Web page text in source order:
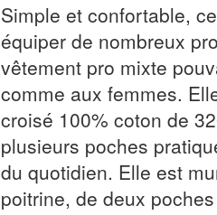
Simple et confortable,
équiper de nombreux
vêtement pro mixte
comme aux femmes.
croisé 100% coton de
plusieurs poches
du quotidien. Elle est
poitrine, de deux